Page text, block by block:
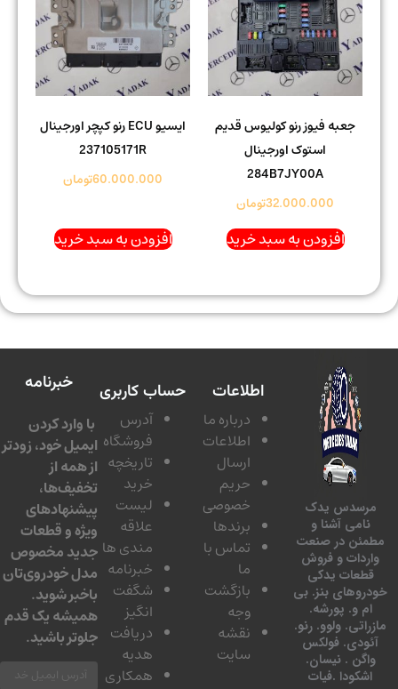
جعبه فیوز رنو کولیوس قدیم
استوک اورجینال
284B7JY00A
32.000.000تومان
افزودن به سبد خرید
ایسیو ECU رنو کپچر اورجینال
237105171R
60.000.000تومان
افزودن به سبد خرید
یدک
آشنا و
در صنعت
و فروش
یدکی
بنز. بی
و. پورشه.
ولوو. رنو.
فولکس
. نیسان.
.فیات
اطلاعات
درباره ما
اطلاعات
ارسال
حریم
خصوصی
برندها
تماس با
بازگشت
نقشه
سایت
حساب کاربری
آدرس
فروشگاه
تاریخچه
لیست
مندی ها
خبرنامه
شگفت
دریافت
همکاری
خبرنامه
با وارد کردن
ایمیل خود، زودتر
از همه از
تخفیف‌ها،
پیشنهادهای
ویژه و قطعات
جدید مخصوص
مدل خودروی‌تان
باخبر شوید.
همیشه یک قدم
جلوتر باشید.